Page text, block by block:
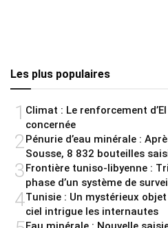
Les plus populaires
1 Climat : Le renforcement
concernée
2Pénurie d’eau minérale :
Sousse, 8 832 bouteilles
3Frontière tuniso-libyenne :
phase d’un système de
4Tunisie : Un mystérieux
ciel intrigue les internautes